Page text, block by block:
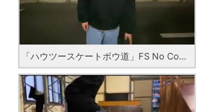
「ハウツースケートボウ道」FS No Comply with Raido Tajima